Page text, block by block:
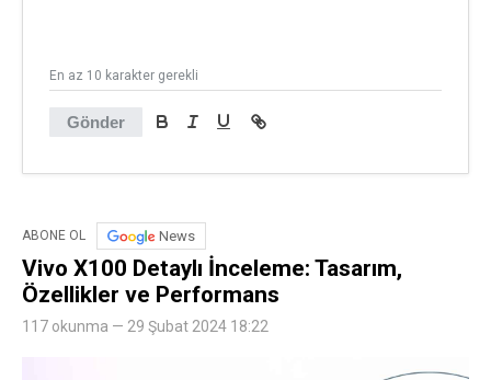
Gönder
En az 10 karakter gerekli
ABONE OL News
Vivo X100 Detaylı İnceleme: Tasarım,
Özellikler ve Performans
117 okunma — 29 Şubat 2024 18:22